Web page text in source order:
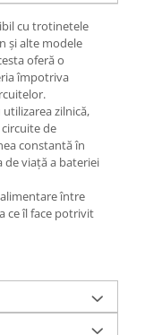
cu trotinetele
și alte modele
oferă o
împotriva
zilnică,
de
constantă în
viață a bateriei
între
ce îl face potrivit